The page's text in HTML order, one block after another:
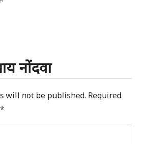
नोंदवा
will not be published. Required
*